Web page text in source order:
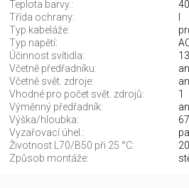
Teplota barvy.:
Třída ochrany:
Typ kabeláže:
Typ napětí:
Účinnost svítidla:
Včetně předřadníku:
Včetně svět. zdroje:
Vhodné pro počet svět. zdrojů:
1
Výměnný předřadník:
Výška/hloubka:
Vyzařovací úhel.:
Životnost L70/B50 při 25 °C:
Způsob montáže: